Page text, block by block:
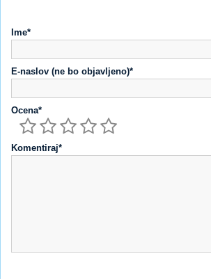
Ime*
E-naslov (ne bo objavljeno)*
Ocena*
Komentiraj*